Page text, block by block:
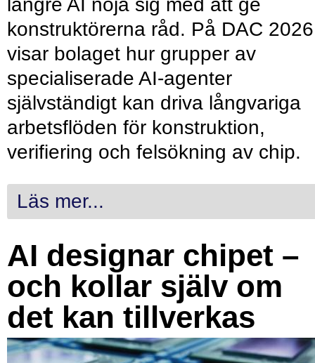
längre AI nöja sig med att ge
konstruktörerna råd. På DAC 2026
visar bolaget hur grupper av
specialiserade AI-agenter
självständigt kan driva långvariga
arbetsflöden för konstruktion,
verifiering och felsökning av chip.
Läs mer...
AI designar chipet –
och kollar själv om
det kan tillverkas